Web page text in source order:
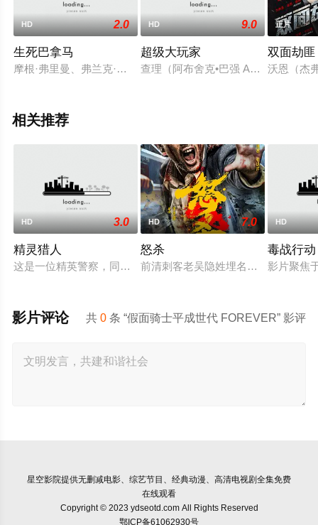
HD 2.0
生死巴拿马
摩根·弗里曼、弗兰克·格里罗将主演动作新片[巴拿马](Panama
HD 9.0
超级大玩家
查理（阿布舍克•巴强 Abhishek
正片
双面劫
沃恩（杰
相关推荐
HD 3.0
精灵猎人
这是一位精英警察，同时也是精灵猎手。在调查一系列血腥谋
HD 7.0
怒杀
前清刺客老吴隐姓埋名于药铺，却为
HD
毒战行动
影片聚焦
共0 条 “假面骑士平成世代 FOREVER” 影评
影片评论
星空影院提供无删减电影、综艺节目、经典动漫、高清电视剧全集免费
在线观看
Copyright © 2023 ydseotd.com All Rights Reserved
鄂ICP备61062930号